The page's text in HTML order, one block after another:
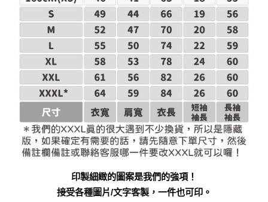
印製細緻的圖案是我們的強項！
接受各種圖片/文字客製，一件也可印。